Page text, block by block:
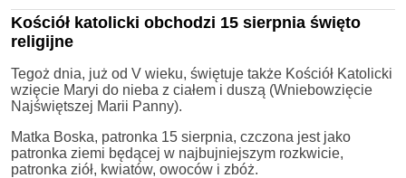
Kościół katolicki obchodzi 15 sierpnia święto
religijne
Tegoż dnia, już od V wieku, świętuje także Kościół Katolicki
wzięcie Maryi do nieba z ciałem i duszą (Wniebowzięcie
Najświętszej Marii Panny).
Matka Boska, patronka 15 sierpnia, czczona jest jako
patronka ziemi będącej w najbujniejszym rozkwicie,
patronka ziół, kwiatów, owoców i zbóż.